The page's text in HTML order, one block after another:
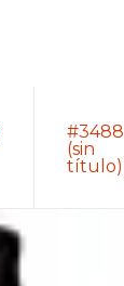
#3488
(sin
título)